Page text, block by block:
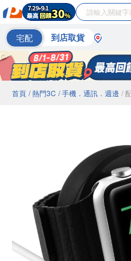
宅配 到店取貨
首頁 / 熱門3C / 手機．通訊．週邊 /